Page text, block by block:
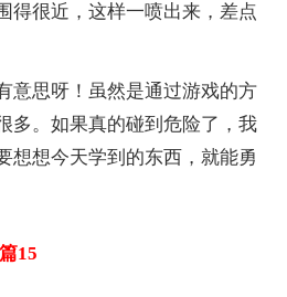
得很近，这样一喷出来，差点
思呀！虽然是通过游戏的方
多。如果真的碰到危险了，我
想想今天学到的东西，就能勇
15